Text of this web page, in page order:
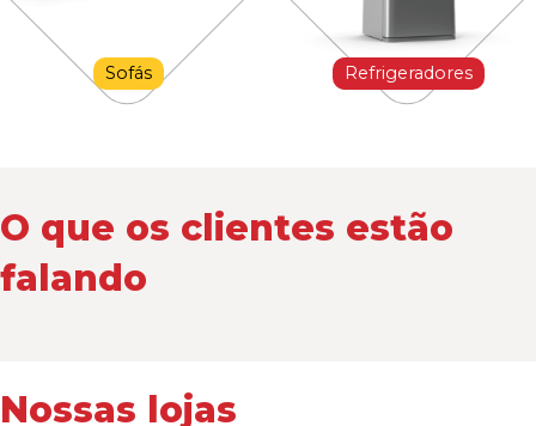
Sofás Refrigeradores
O que os clientes estão
falando
Nossas lojas